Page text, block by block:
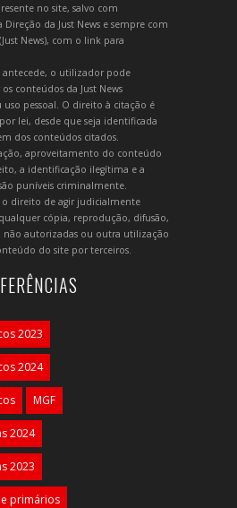
no site, salvo com
da Just News e sempre com
News), com o link para
o utilizador pode
conteúdos da Just News
uso pessoal. O direito à citação é
lei, desde que seja identificada
dos conteúdos citados.
aproveitamento do conteúdo
a identificação ilegítima e a
puníveis criminalmente.
o direito de agir judicialmente
cópia, reprodução, difusão,
não autorizadas ou outra utilização
do site por terceiros.
2023
2024
MGF
2024
2023
primários